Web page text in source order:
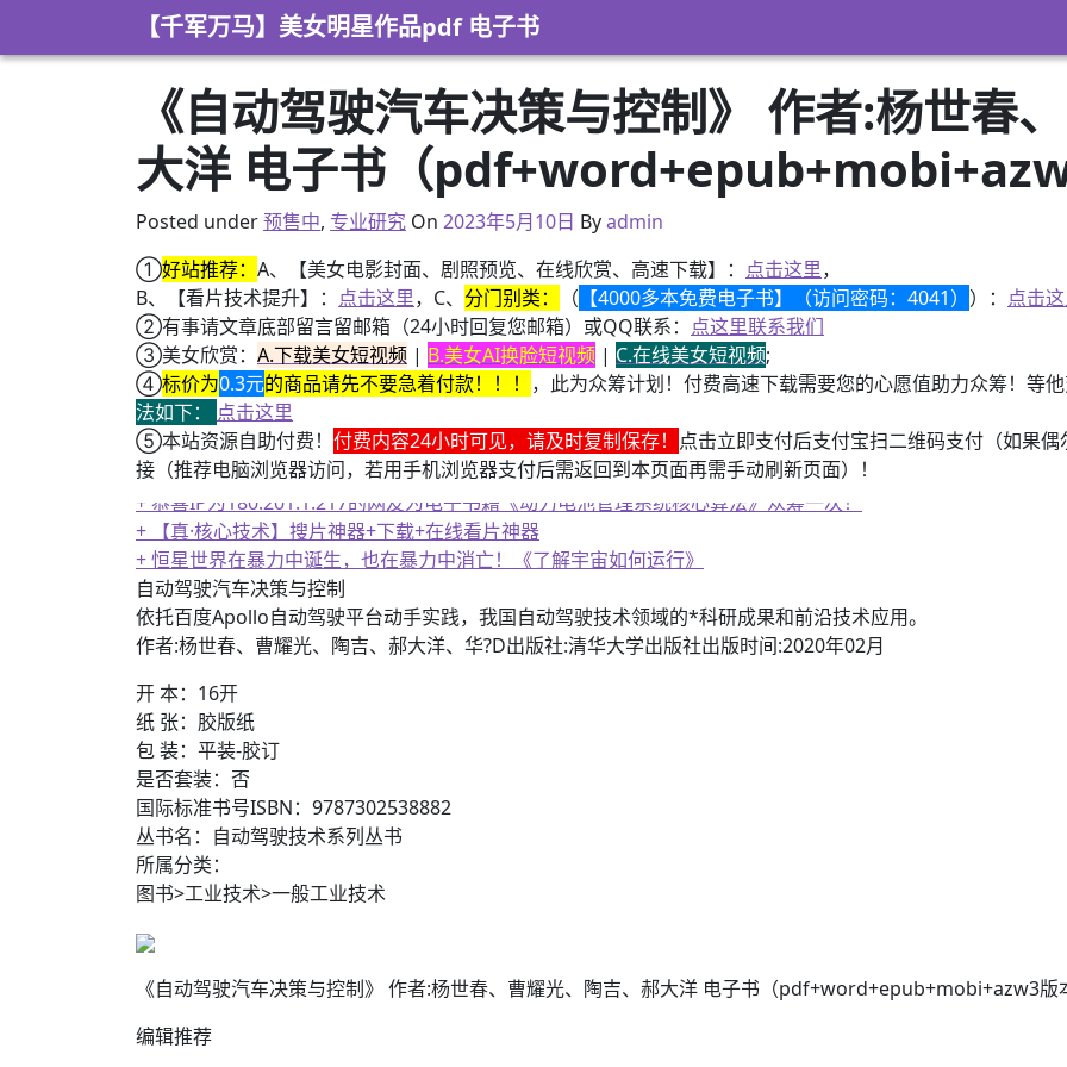
【千军万马】美女明星作品pdf 电子书
《自动驾驶汽车决策与控制》 作者:杨世春
大洋 电子书（
Posted under预售中, 专业研究 On 2021年8月23日
2023年5月10日 Byadmin
①好站推荐： A、【美女电影封面、剧照预览、在线欣赏、高速下载】： 点击这里，
B、【看片技术提升】： 点击这里，C、 分门别类： （ 【4000多本免费电子书】（访问密码：4041） ）： 点击
②有事请文章底部留言留邮箱（24小时回复您邮箱）或QQ联系： 点这里联系我们
③美女欣赏： A.下载美女短视频 | B.美女AI换脸短视频 | C.在线美女短视频;
④标价为0.3元的商品请先不要急着付款！！！ ，此为众筹计划！付费高速下载需要您的心愿值助力众筹！等
法如下： 点击这里
⑤本站资源自助付费！ 付费内容24小时可见，请及时复制保存！ 点击立即支付后支付宝扫二维码支付（如果
接（推荐电脑浏览器访问，若用手机浏览器支付后需返回到本页面再需手动刷新页面）！
+ 恭喜IP为180.201.1.217的网友为电子书籍《动力电池管理系统核心算法》众筹一次！
+ 【真·核心技术】搜片神器+下载+在线看片神器
+ 恒星世界在暴力中诞生，也在暴力中消亡！《了解宇宙如何运行》
自动驾驶汽车决策与控制
依托百度Apollo自动驾驶平台动手实践，我国自动驾驶技术领域的*科研成果和前沿技术应用。
作者:杨世春、曹耀光、陶吉、郝大洋、华?D出版社:清华大学出版社出版时间:2020年02月
开 本：16开
纸 张：胶版纸
包 装：平装-胶订
是否套装：否
国际标准书号ISBN：9787302538882
丛书名：自动驾驶技术系列丛书
所属分类：
图书>工业技术>一般工业技术
《自动驾驶汽车决策与控制》 作者:杨世春、曹耀光、陶吉、郝大洋 电子书（pdf+word+epub+mobi+azw3版
编辑推荐